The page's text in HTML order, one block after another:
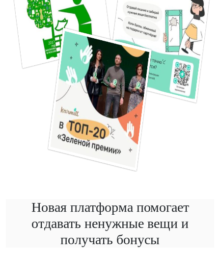
Новая платформа помогает
отдавать ненужные вещи и
получать бонусы